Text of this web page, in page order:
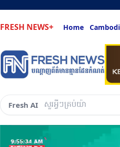
FRESH NEWS+ Home
Fresh AI សួរអ្វីៗគ្រប់យ៉ាងដែលអ្នកច